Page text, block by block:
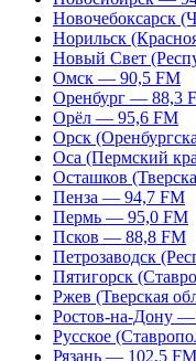
Новочебоксарск
Норильск
Новый Свет
Омск — 90,5 FM
Оренбург — 88,3
Орёл — 95,6 FM
Орск
Оса (Пермский
Осташков
Пенза — 94,7 FM
Пермь — 95,0 FM
Псков — 88,8 FM
Петрозаводск
Пятигорск
Ржев (Тверская
Ростов-на-Дону
Русское
Рязань — 102,5 FM